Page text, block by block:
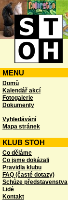
MENU
Domů
Kalendář akcí
Fotogalerie
Dokumenty
Vyhledávání
Mapa stránek
KLUB STOH
Co děláme
Co jsme dokázali
Pravidla klubu
FAQ (časté dotazy)
Schůze představenstva
Lidé
Kontakt